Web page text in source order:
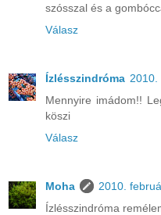
szósszal és a
Válasz
Ízlésszindróma 2010.
Mennyire imádom!!
köszi
Válasz
Moha
2010.
Ízlésszindróma